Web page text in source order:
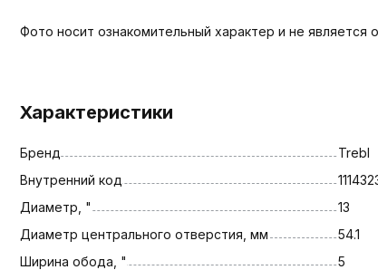
Фото носит ознакомительный характер и не
Характеристики
Бренд
Trebl
Внутренний код
Диаметр, "
13
Диаметр центрального отверстия, мм
54.1
Ширина обода, "
5